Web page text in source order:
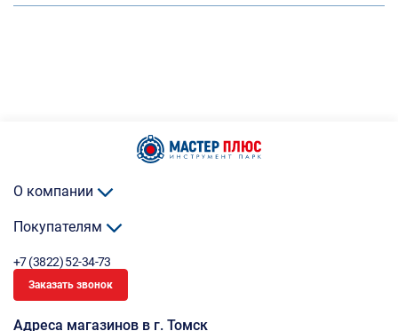
О компании
Покупателям
+7 (3822) 52-34-73
Заказать звонок
Адреса магазинов в г. Томск